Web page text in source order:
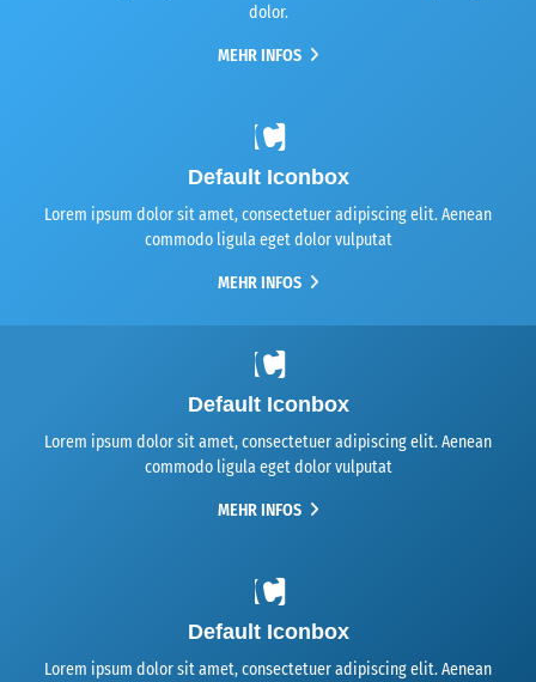
dolor.
MEHR INFOS
Default Iconbox
Lorem ipsum dolor sit amet, consectetuer adipiscing elit. Aenean
commodo ligula eget dolor vulputat
MEHR INFOS
Default Iconbox
Lorem ipsum dolor sit amet, consectetuer adipiscing elit. Aenean
commodo ligula eget dolor vulputat
MEHR INFOS
Default Iconbox
Lorem ipsum dolor sit amet, consectetuer adipiscing elit. Aenean